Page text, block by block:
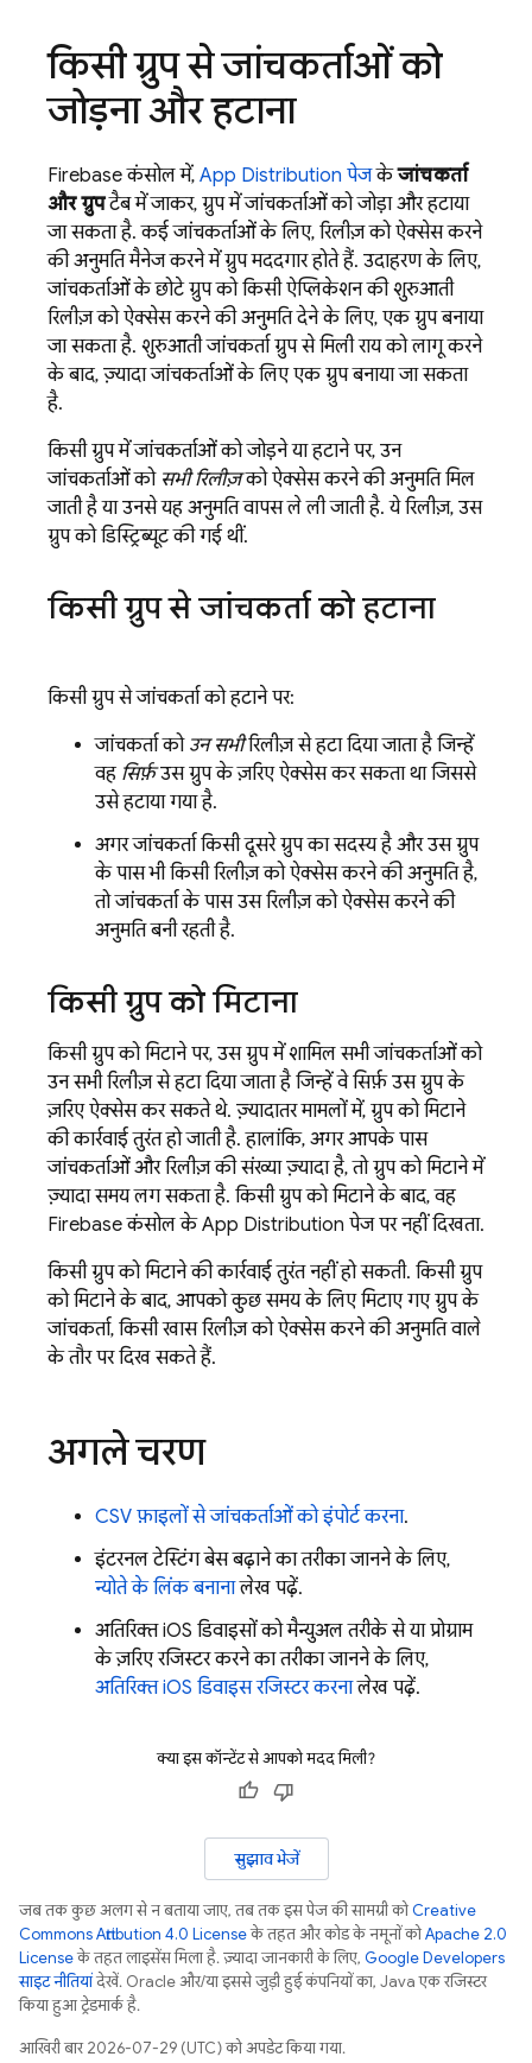
किसी ग्रुप से जांचकर्ताओं को
जोड़ना और हटाना
Firebase कंसोल में, App Distribution पेजकेजांचकर्ता
और ग्रुपटैब में जाकर, ग्रुप में जांचकर्ताओं को जोड़ा और हटाया
जा सकता है. कई जांचकर्ताओं के लिए, रिलीज़ को ऐक्सेस करने
की अनुमति मैनेज करने में ग्रुप मददगार होते हैं. उदाहरण के लिए,
जांचकर्ताओं के छोटे ग्रुप को किसी ऐप्लिकेशन की शुरुआती
रिलीज़ को ऐक्सेस करने की अनुमति देने के लिए, एक ग्रुप बनाया
जा सकता है. शुरुआती जांचकर्ता ग्रुप से मिली राय को लागू करने
के बाद, ज़्यादा जांचकर्ताओं के लिए एक ग्रुप बनाया जा सकता
है.
किसी ग्रुप में जांचकर्ताओं को जोड़ने या हटाने पर, उन
जांचकर्ताओं को सभी रिलीज़को ऐक्सेस करने की अनुमति मिल
जाती है या उनसे यह अनुमति वापस ले ली जाती है. ये रिलीज़, उस
ग्रुप को डिस्ट्रिब्यूट की गई थीं.
किसी ग्रुप से जांचकर्ता को हटाना
किसी ग्रुप से जांचकर्ता को हटाने पर:
जांचकर्ता को उन सभीरिलीज़ से हटा दिया जाता है जिन्हें
वह सिर्फ़उस ग्रुप के ज़रिए ऐक्सेस कर सकता था जिससे
उसे हटाया गया है.
अगर जांचकर्ता किसी दूसरे ग्रुप का सदस्य है और उस ग्रुप
के पास भी किसी रिलीज़ को ऐक्सेस करने की अनुमति है,
तो जांचकर्ता के पास उस रिलीज़ को ऐक्सेस करने की
अनुमति बनी रहती है.
किसी ग्रुप को मिटाना
किसी ग्रुप को मिटाने पर, उस ग्रुप में शामिल सभी जांचकर्ताओं को
उन सभी रिलीज़ से हटा दिया जाता है जिन्हें वे सिर्फ़ उस ग्रुप के
ज़रिए ऐक्सेस कर सकते थे. ज़्यादातर मामलों में, ग्रुप को मिटाने
की कार्रवाई तुरंत हो जाती है. हालांकि, अगर आपके पास
जांचकर्ताओं और रिलीज़ की संख्या ज़्यादा है, तो ग्रुप को मिटाने में
ज़्यादा समय लग सकता है. किसी ग्रुप को मिटाने के बाद, वह
Firebase कंसोल के App Distribution पेज पर नहीं दिखता.
किसी ग्रुप को मिटाने की कार्रवाई तुरंत नहीं हो सकती. किसी ग्रुप
को मिटाने के बाद, आपको कुछ समय के लिए मिटाए गए ग्रुप के
जांचकर्ता, किसी खास रिलीज़ को ऐक्सेस करने की अनुमति वाले
के तौर पर दिख सकते हैं.
अगले चरण
CSV फ़ाइलों से जांचकर्ताओं को इंपोर्ट करना.
इंटरनल टेस्टिंग बेस बढ़ाने का तरीका जानने के लिए,
न्योते के लिंक बनानालेख पढ़ें.
अतिरिक्त iOS डिवाइसों को मैन्युअल तरीके से या प्रोग्राम
के ज़रिए रजिस्टर करने का तरीका जानने के लिए,
अतिरिक्त iOS डिवाइस रजिस्टर करनालेख पढ़ें.
क्या इस कॉन्टेंट से आपको मदद मिली?
सुझाव भेजें
जब तक कुछ अलग से न बताया जाए, तब तक इस पेज की सामग्री कोCreative
Commons Attribution 4.0 Licenseके तहत और कोड के नमूनों कोApache 2.0
Licenseके तहत लाइसेंस मिला है. ज़्यादा जानकारी के लिए, Google Developers
साइट नीतियांदेखें. Oracle और/या इससे जुड़ी हुई कंपनियों का, Java एक रजिस्टर
किया हुआ ट्रेडमार्क है.
आखिरी बार 2026-07-29 (UTC) को अपडेट किया गया.